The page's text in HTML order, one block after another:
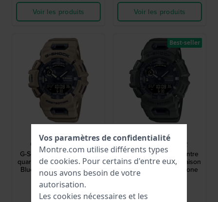
Voir les produits
Voir les produits
G-Shock
GBA-900UU-5AER
G-Squad 48.9 mm Montre
quartz Ana-digi avec liaison
Bluetooth au smartphone
139,00 €
● En stock
G-Shock
GBA-900UU-3AER
G-Squad 48.9 mm Montre
quartz Ana-digi avec liaison
Bluetooth au smartphone
● En stock
Best-seller
Vos paramètres de confidentialité
Montre.com utilise différents types
de cookies. Pour certains d'entre eux,
nous avons besoin de votre
autorisation.
Les cookies nécessaires et les